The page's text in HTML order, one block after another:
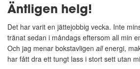
Äntligen helg!
Det har varit en jättejobbig vecka. Inte
tränat sedan i måndags eftersom all min
Och jag menar bokstavligen allenergi,
har fått dra ett tungt lass i stort sett utan